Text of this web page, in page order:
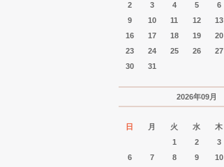
2
3 4 5 6
9
10 11 12 13
16
17 18 19 20
23
24 25 26 27
30
31
2026年09月
日 月 火 水 木
1
2 3
6
7 8 9 10